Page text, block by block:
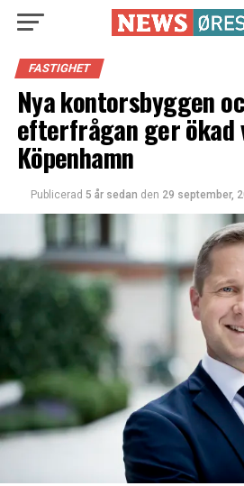
FASTIGHET
Nya kontorsbyggen
efterfrågan ger ökad
Köpenhamn
Publicerad 5 år sedan den 29 september,